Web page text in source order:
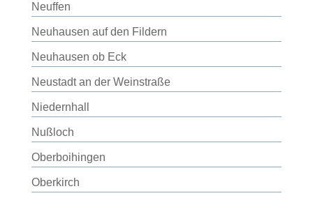
Neuffen
Neuhausen auf den Fildern
Neuhausen ob Eck
Neustadt an der Weinstraße
Niedernhall
Nußloch
Oberboihingen
Oberkirch